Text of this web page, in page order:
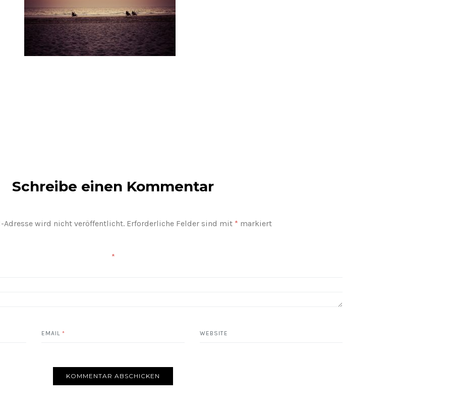
Schreibe einen Kommentar
Adresse wird nicht veröffentlicht. Erforderliche Felder sind mit * markiert
*
EMAIL* WEBSITE